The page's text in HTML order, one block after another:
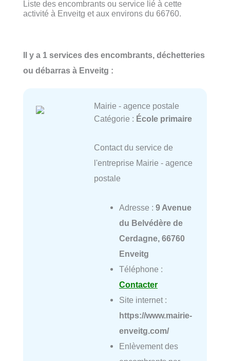
Liste des encombrants ou service lié à cette
activité à Enveitg et aux environs du 66760.
Il y a 1 services des encombrants, déchetteries
ou débarras à Enveitg :
Mairie - agence postale
Catégorie : École primaire
Contact du service de
l'entreprise Mairie - agence
postale
Adresse : 9 Avenue
du Belvédère de
Cerdagne, 66760
Enveitg
Téléphone :
Contacter
Site internet :
https://www.mairie-
enveitg.com/
Enlèvement des